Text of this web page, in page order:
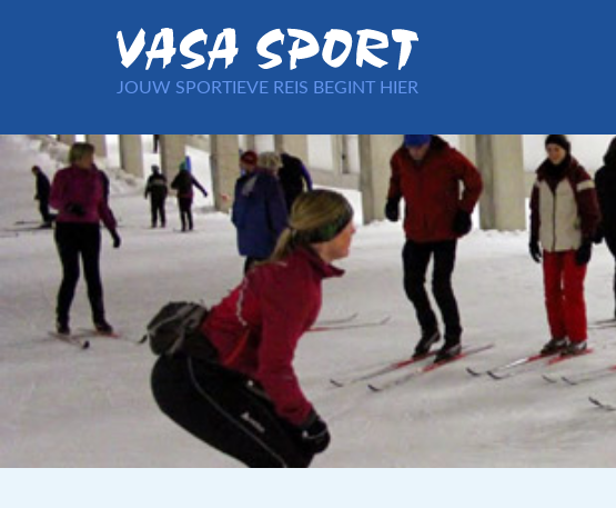
JOUW SPORTIEVE REIS BEGINT HIER